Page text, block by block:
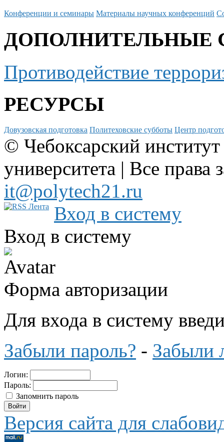
Конференции и семинары Материалы научных конференций
ДОПОЛНИТЕЛЬНЫЕ
Противодействие
РЕСУРСЫ
Довузовская подготовка Политеховские субботы Центр
© Чебоксарский
университета | Все
it@polytech21.ru
Вход в систему
Вход в систему
Форма авторизации
Для входа в систему
Забыли пароль? - Забыли
Логин:
Пароль:
Запомнить пароль
Версия сайта для